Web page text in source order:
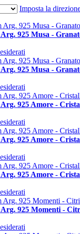
Imposta la
925 Musa -
925 Musa -
925 Amore -
925 Amore -
925 Amore -
925 Momenti -